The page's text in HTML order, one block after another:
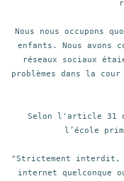
Nous nous occupons
enfants. Nous avons
réseaux sociaux
problèmes dans la
Selon l'article 31
l’école
"Strictement
internet quelconque